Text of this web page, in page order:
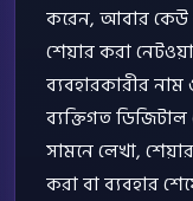
করেন, আবার কেউ
শেয়ার করা
ব্যবহারকারীর নাম
ব্যক্তিগত
সামনে লেখা,
করা বা ব্যবহার